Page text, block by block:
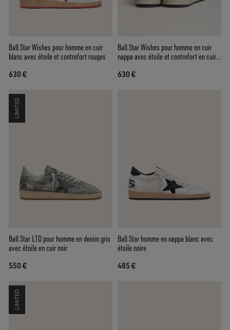
Ball Star Wishes pour homme en cuir
blanc avec étoile et contrefort rouges
630 €
Ball Star Wishes pour homme en cuir
nappa avec étoile et contrefort en cuir
630 €
LIMITED
Ball Star LTD pour homme en denim gris
avec étoile en cuir noir
550 €
Ball Star homme en nappa blanc avec
étoile noire
485 €
LIMITED